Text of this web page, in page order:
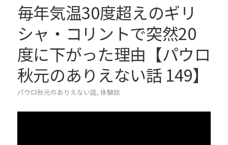
毎年気温30度超えのギリ
シャ・コリントで突然20
度に下がった理由【パウロ
秋元のありえない話 149】
パウロ秋元のありえない話, 体験談